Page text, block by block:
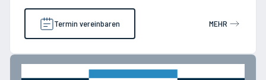
Termin vereinbaren MEHR